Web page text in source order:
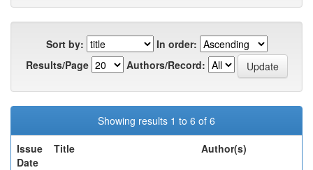
Sort by:
In order:
Results/Page
Authors/Record:
Showing results 1 to 6 of 6
Issue
Date
Title Author(s)